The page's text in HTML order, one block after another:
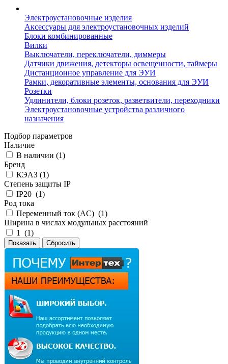
Электроустановочные изделия
Аксессуары для электроустановочных изделий
Блоки комбинированные
Вилки
Выключатели, переключатели, диммеры
Датчики движения, детекторы освещенности, таймеры
Дистанционное управление для ЭУИ
Рамки, декоративные элементы, основания для ЭУИ
Розетки
Удлинители, блоки розеток, разветвители, переходники
Электроустановочные устройства различного
назначения
Подбор параметров
Наличие
В наличии (1)
Бренд
КЭАЗ (1)
Степень защиты IP
IP20 (1)
Род тока
Переменный ток (AC) (1)
Ширина в числах модульных расстояний
1 (1)